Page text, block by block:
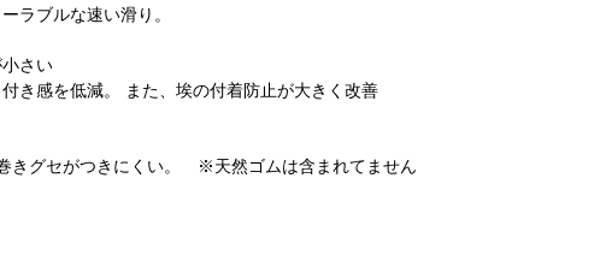
ラブルな速い滑り。
さい
き感を低減。 また、埃の付着防止が大きく改善
きグセがつきにくい。 ※天然ゴムは含まれてません